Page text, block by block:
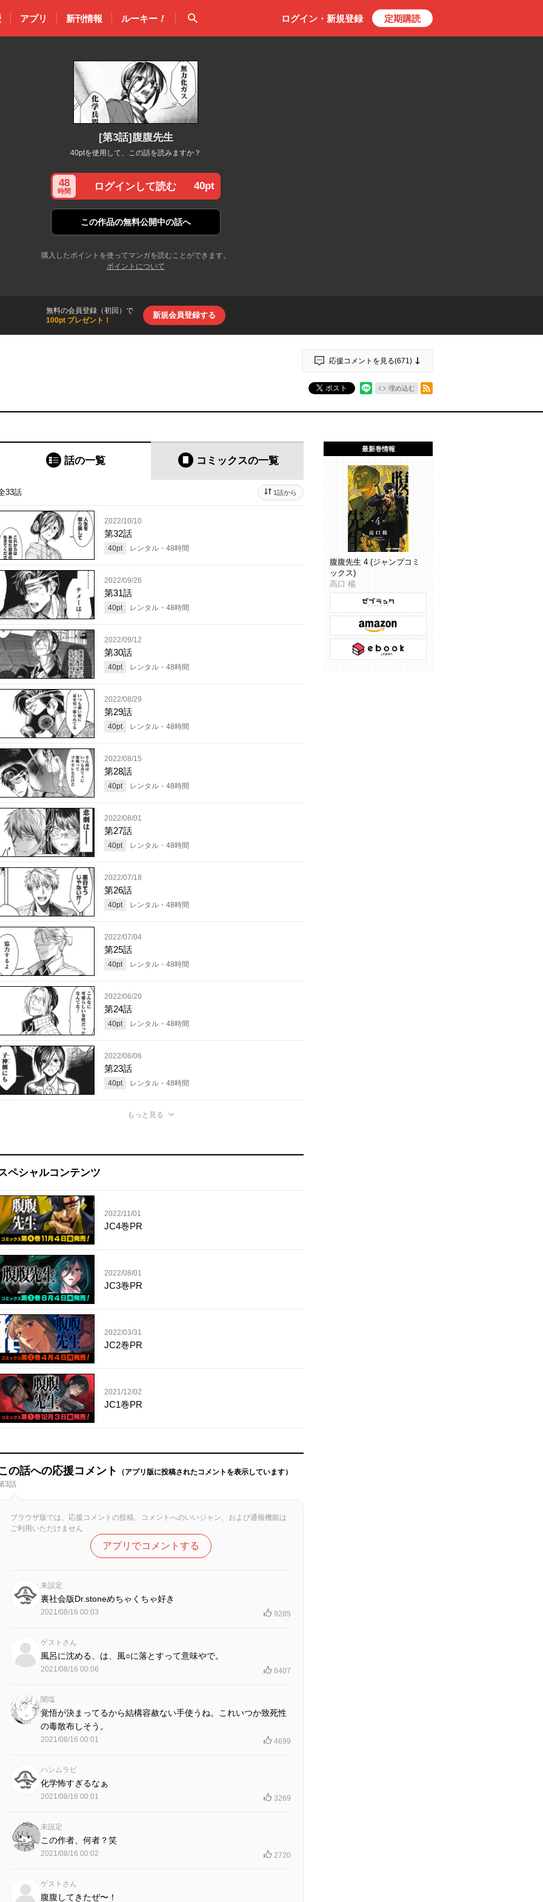
アプリ 新刊情報 ルーキー！ 検索 ログイン・ 新規登録 定期購読
[第3話]腹腹先生
40ptを使用して、この話を読みますか？
48
時間 ログインして読む 40pt
この作品の無料公開中の話へ
購入したポイントを使ってマンガを読むことができます。
ポイントについて
無料の会員登録（初回）で
100pt プレゼント！
新規会員登録する
応援コメントを見る(671 )
ポスト 埋め込む
話の一覧 コミックスの一覧
33話 1話から
2022/10/10
第32話
40pt レンタル・ 48時間
2022/09/26
第31話
40pt レンタル・ 48時間
2022/09/12
第30話
40pt レンタル・ 48時間
2022/08/29
第29話
40pt レンタル・ 48時間
2022/08/15
第28話
40pt レンタル・ 48時間
2022/08/01
第27話
40pt レンタル・ 48時間
2022/07/18
第26話
40pt レンタル・ 48時間
2022/07/04
第25話
40pt レンタル・ 48時間
2022/06/20
第24話
40pt レンタル・ 48時間
2022/06/06
第23話
40pt レンタル・ 48時間
もっと見る
ペシャルコンテンツ
2022/11/01
JC4巻PR
2022/08/01
JC3巻PR
2022/03/31
JC2巻PR
2021/12/02
JC1巻PR
の話への応援コメント
（アプリ版に投稿されたコメントを表示しています）
3話
ブラウザ版では、応援コメントの投稿、コメントへのいいジャン、および通報機能は
ご利用いただけません
アプリでコメントする
未設定
裏社会版Dr.stoneめちゃくちゃ好き
2021/08/16 00:03 9285
ゲストさん
風呂に沈める、は、風○に落とすって意味やで。
2021/08/16 00:06 6407
闇塩
覚悟が決まってるから結構容赦ない手使うね。これいつか致死性
の毒散布しそう。
2021/08/16 00:01 4699
ハンムラビ
化学怖すぎるなぁ
2021/08/16 00:01 3269
未設定
この作者、何者？笑
2021/08/16 00:02 2720
ゲストさん
腹腹してきたぜ〜！
最新巻情報
腹腹先生 4 (ジャンプコミ
ックス)
高口 楊